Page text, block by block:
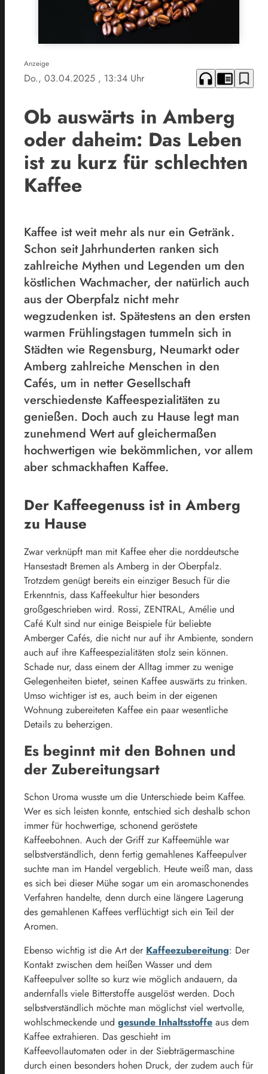
Anzeige
Do., 03.04.2025 , 13:34 Uhr headphones chrome_reader_mode bookmark_border
Ob auswärts in Amberg
oder daheim: Das Leben
ist zu kurz für schlechten
Kaffee
Kaffee ist weit mehr als nur ein Getränk.
Schon seit Jahrhunderten ranken sich
zahlreiche Mythen und Legenden um den
köstlichen Wachmacher, der natürlich auch
aus der Oberpfalz nicht mehr
wegzudenken ist. Spätestens an den ersten
warmen Frühlingstagen tummeln sich in
Städten wie Regensburg, Neumarkt oder
Amberg zahlreiche Menschen in den
Cafés, um in netter Gesellschaft
verschiedenste Kaffeespezialitäten zu
genießen. Doch auch zu Hause legt man
zunehmend Wert auf gleichermaßen
hochwertigen wie bekömmlichen, vor allem
aber schmackhaften Kaffee.
Der Kaffeegenuss ist in Amberg
zu Hause
Zwar verknüpft man mit Kaffee eher die norddeutsche
Hansestadt Bremen als Amberg in der Oberpfalz.
Trotzdem genügt bereits ein einziger Besuch für die
Erkenntnis, dass Kaffeekultur hier besonders
großgeschrieben wird. Rossi, ZENTRAL, Amélie und
Café Kult sind nur einige Beispiele für beliebte
Amberger Cafés, die nicht nur auf ihr Ambiente, sondern
auch auf ihre Kaffeespezialitäten stolz sein können.
Schade nur, dass einem der Alltag immer zu wenige
Gelegenheiten bietet, seinen Kaffee auswärts zu trinken.
Umso wichtiger ist es, auch beim in der eigenen
Wohnung zubereiteten Kaffee ein paar wesentliche
Details zu beherzigen.
Es beginnt mit den Bohnen und
der Zubereitungsart
Schon Uroma wusste um die Unterschiede beim Kaffee.
Wer es sich leisten konnte, entschied sich deshalb schon
immer für hochwertige, schonend geröstete
Kaffeebohnen. Auch der Griff zur Kaffeemühle war
selbstverständlich, denn fertig gemahlenes Kaffeepulver
suchte man im Handel vergeblich. Heute weiß man, dass
es sich bei dieser Mühe sogar um ein aromaschonendes
Verfahren handelte, denn durch eine längere Lagerung
des gemahlenen Kaffees verflüchtigt sich ein Teil der
Aromen.
Ebenso wichtig ist die Art der Kaffeezubereitung: Der
Kontakt zwischen dem heißen Wasser und dem
Kaffeepulver sollte so kurz wie möglich andauern, da
andernfalls viele Bitterstoffe ausgelöst werden. Doch
selbstverständlich möchte man möglichst viel wertvolle,
wohlschmeckende und gesunde Inhaltsstoffe aus dem
Kaffee extrahieren. Das geschieht im
Kaffeevollautomaten oder in der Siebträgermaschine
durch einen besonders hohen Druck, der zudem auch für